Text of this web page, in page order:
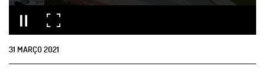
31 MARÇO2021